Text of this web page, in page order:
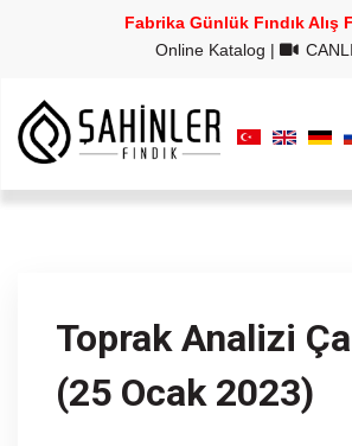
Fabrika Günlük Fındık Alış
Online Katalog |
Toprak Analizi
(25 Ocak 2023)